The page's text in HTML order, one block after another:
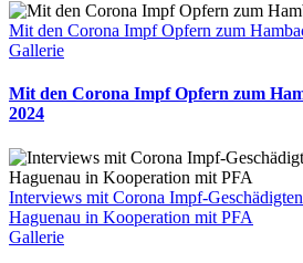
Mit den Corona Impf Opfern zum
Gallerie
Mit den Corona Impf Opfern zum
2024
Interviews mit Corona Impf-
Haguenau in Kooperation mit PFA
Gallerie